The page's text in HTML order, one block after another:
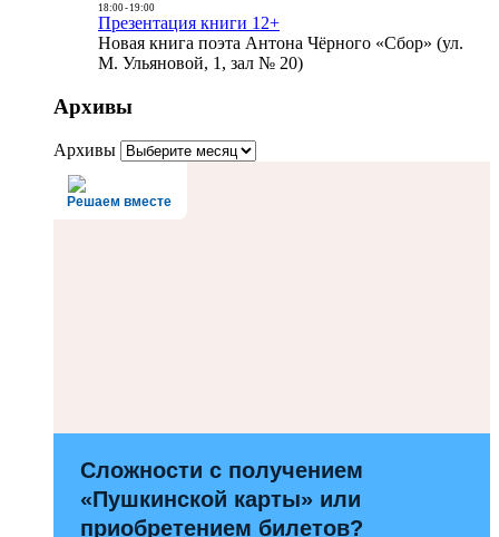
18:00- 19:00
Презентация книги 12+
Новая книга поэта Антона Чёрного «Сбор» (ул.
М. Ульяновой, 1, зал № 20)
Архивы
Архивы
Решаем вместе
Сложности с получением
«Пушкинской карты» или
приобретением билетов?